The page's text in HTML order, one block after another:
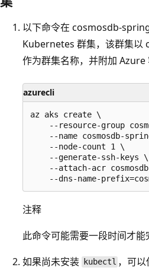
以下命令在 cosmosdb-
Kubernetes 群集，该群集
作为群集名称，并附加 Azure
azurecli
az aks create \
--resource-group
--name cosmosdb-
    --node-count 1 \
    --generate-ssh-keys \
--attach-acr
注释
此命令可能需要一段时间才能
如果尚未安装
kubectl ，可以